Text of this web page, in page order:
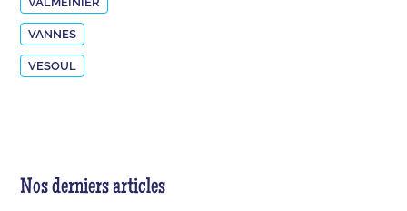
VANNES
VESOUL
Nos derniers articles